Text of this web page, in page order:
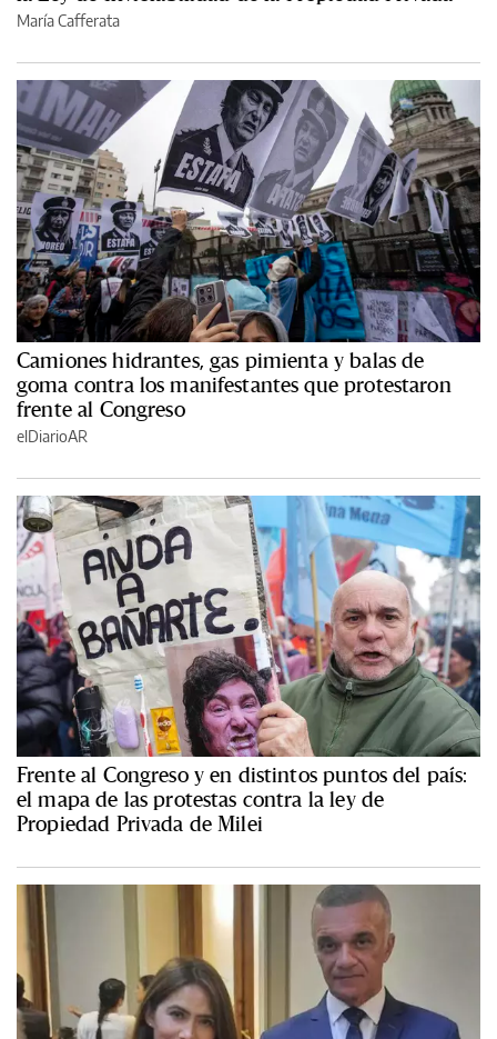
María Cafferata
Camiones hidrantes, gas pimienta y balas de
goma contra los manifestantes que protestaron
frente al Congreso
elDiarioAR
Frente al Congreso y en distintos puntos del país:
el mapa de las protestas contra la ley de
Propiedad Privada de Milei